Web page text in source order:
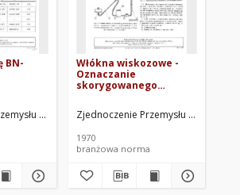
BN-
Włókien Sztucznych. Oprac.
Włókna wiskozowe -
Oznaczanie
skorygowanego
filtracyjności wiskozy
kw* BN-70/7516-03
Zjednoczenie Przemysłu Włókien
1970
branżowa norma